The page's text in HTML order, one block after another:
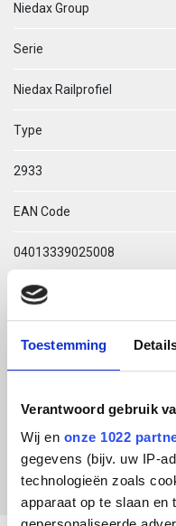
Toestemming
Verantwoord gebruik
Wij en onze 1022
gegevens (bijv. uw IP-
technologieën zoals
apparaat op te slaan en
Niedax Group
Serie
Niedax Railprofiel
Type
2933
EAN Code
04013339025008
Technische omschrijving
ETIM Klasse
EC001285 - Montagerail
regelapparatuur